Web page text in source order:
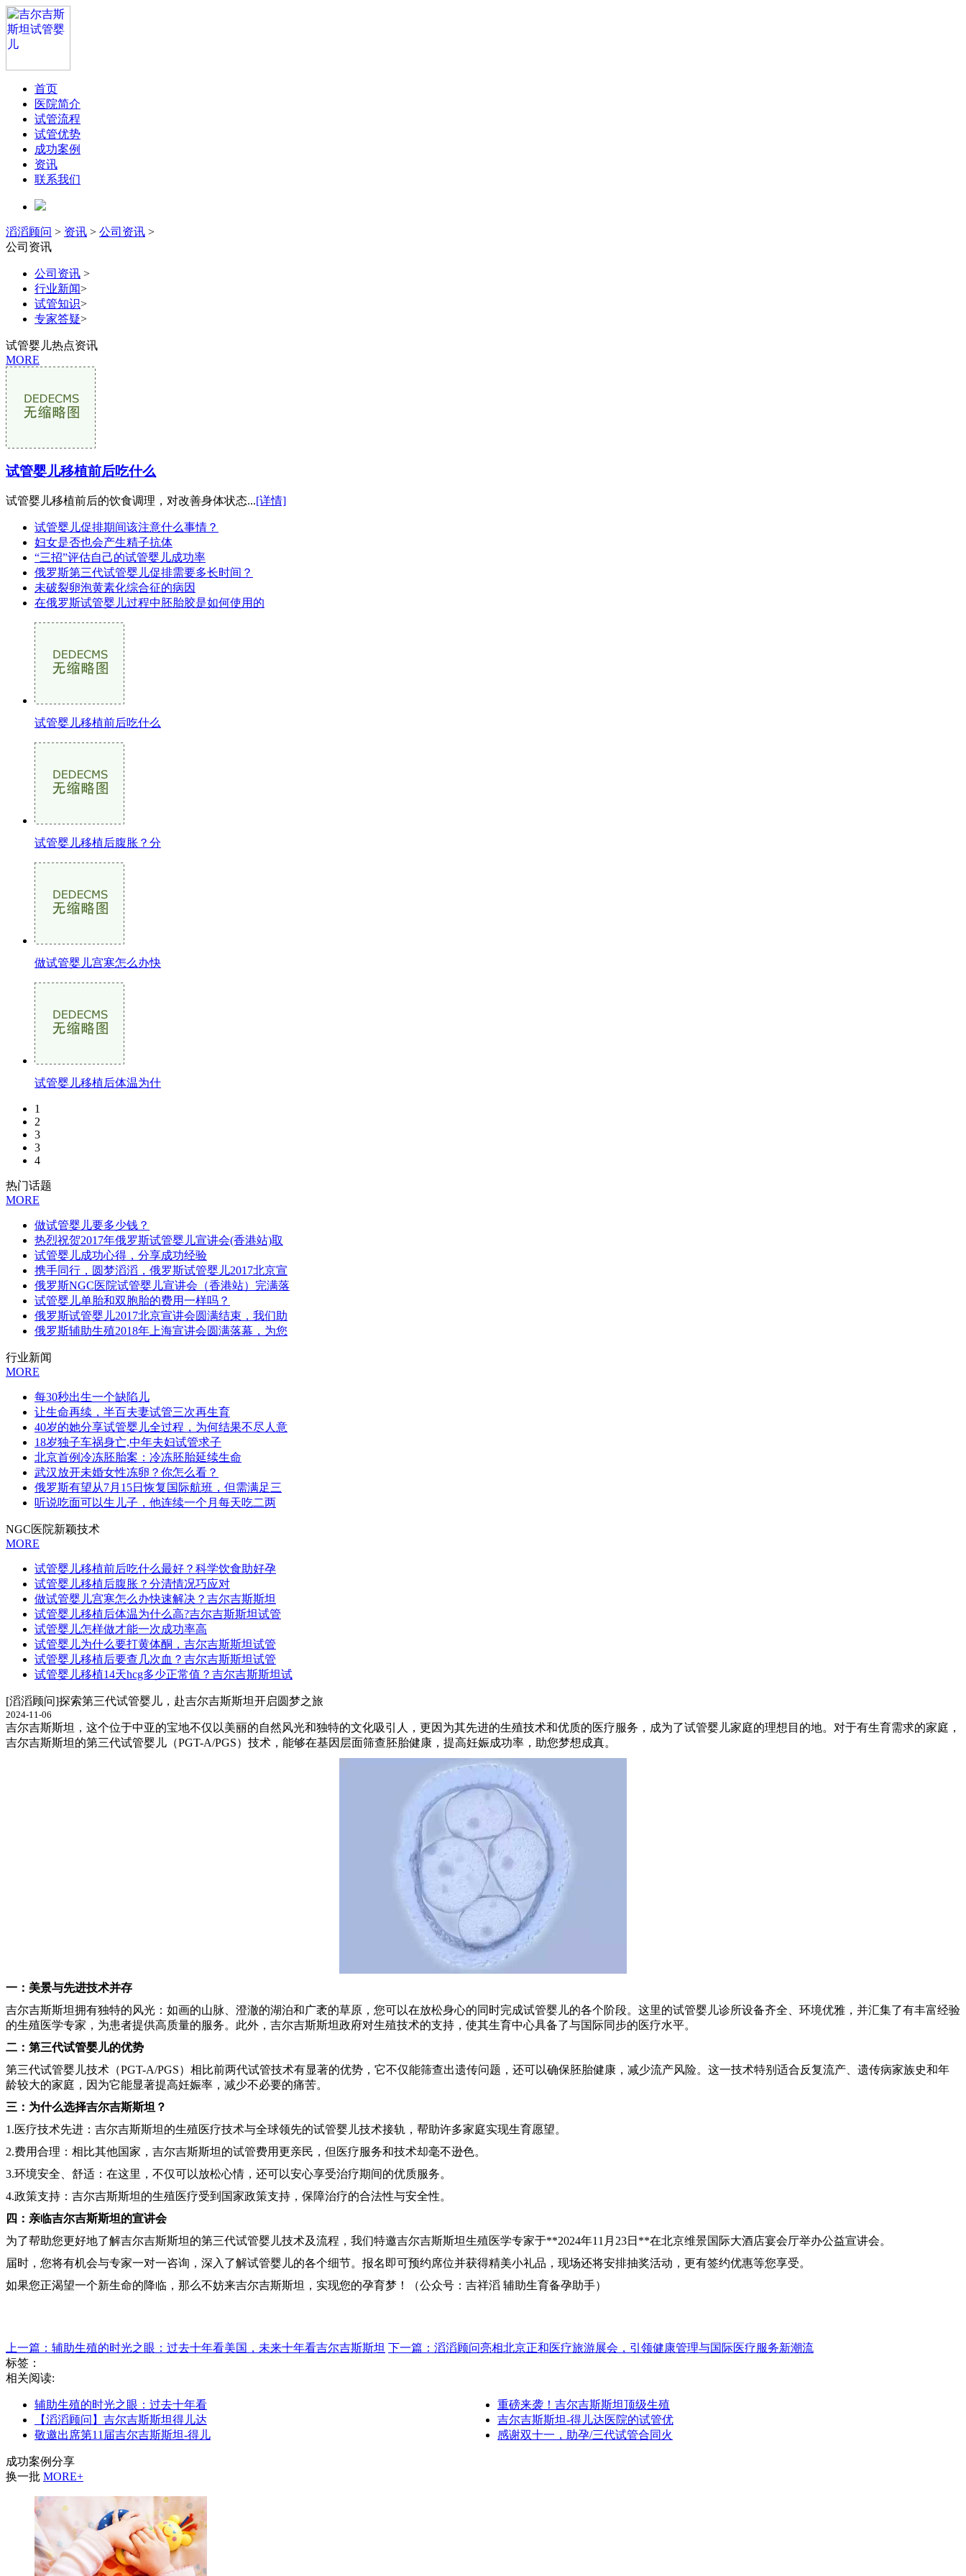
首页
医院简介
试管流程
试管优势
成功案例
资讯
联系我们
滔滔顾问 > 资讯 > 公司资讯 >
公司资讯
公司资讯 >
行业新闻>
试管知识>
专家答疑>
试管婴儿热点资讯
MORE
试管婴儿移植前后吃什么
试管婴儿移植前后的饮食调理，对改善身体状态...[详情]
试管婴儿促排期间该注意什么事情？
妇女是否也会产生精子抗体
“三招”评估自己的试管婴儿成功率
俄罗斯第三代试管婴儿促排需要多长时间？
未破裂卵泡黄素化综合征的病因
在俄罗斯试管婴儿过程中胚胎胶是如何使用的
试管婴儿移植前后吃什么
试管婴儿移植后腹胀？分
做试管婴儿宫寒怎么办快
试管婴儿移植后体温为什
1
2
3
3
4
热门话题
MORE
做试管婴儿要多少钱？
热烈祝贺2017年俄罗斯试管婴儿宣讲会(香港站)取
试管婴儿成功心得，分享成功经验
携手同行，圆梦滔滔，俄罗斯试管婴儿2017北京宣
俄罗斯NGC医院试管婴儿宣讲会（香港站）完满落
试管婴儿单胎和双胞胎的费用一样吗？
俄罗斯试管婴儿2017北京宣讲会圆满结束，我们助
俄罗斯辅助生殖2018年上海宣讲会圆满落幕，为您
行业新闻
MORE
每30秒出生一个缺陷儿
让生命再续，半百夫妻试管三次再生育
40岁的她分享试管婴儿全过程，为何结果不尽人意
18岁独子车祸身亡,中年夫妇试管求子
北京首例冷冻胚胎案：冷冻胚胎延续生命
武汉放开未婚女性冻卵？你怎么看？
俄罗斯有望从7月15日恢复国际航班，但需满足三
听说吃面可以生儿子，他连续一个月每天吃二两
NGC医院新颖技术
MORE
试管婴儿移植前后吃什么最好？科学饮食助好孕
试管婴儿移植后腹胀？分清情况巧应对
做试管婴儿宫寒怎么办快速解决？吉尔吉斯斯坦
试管婴儿移植后体温为什么高?吉尔吉斯斯坦试管
试管婴儿怎样做才能一次成功率高
试管婴儿为什么要打黄体酮，吉尔吉斯斯坦试管
试管婴儿移植后要查几次血？吉尔吉斯斯坦试管
试管婴儿移植14天hcg多少正常值？吉尔吉斯斯坦试
[滔滔顾问]探索第三代试管婴儿，赴吉尔吉斯斯坦开启圆梦之旅
2024-11-06
吉尔吉斯斯坦，这个位于中亚的宝地不仅以美丽的自然风光和独特的文化吸引人，更因为其先进的生殖技术和优质的医疗服务，成为了试管婴儿家庭的理想目的地。对于有生育需求的家庭，
吉尔吉斯斯坦的第三代试管婴儿（PGT-A/PGS）技术，能够在基因层面筛查胚胎健康，提高妊娠成功率，助您梦想成真。
一：美景与先进技术并存
吉尔吉斯斯坦拥有独特的风光：如画的山脉、澄澈的湖泊和广袤的草原，您可以在放松身心的同时完成试管婴儿的各个阶段。这里的试管婴儿诊所设备齐全、环境优雅，并汇集了有丰富经验
的生殖医学专家，为患者提供高质量的服务。此外，吉尔吉斯斯坦政府对生殖技术的支持，使其生育中心具备了与国际同步的医疗水平。
二：第三代试管婴儿的优势
第三代试管婴儿技术（PGT-A/PGS）相比前两代试管技术有显著的优势，它不仅能筛查出遗传问题，还可以确保胚胎健康，减少流产风险。这一技术特别适合反复流产、遗传病家族史和年
龄较大的家庭，因为它能显著提高妊娠率，减少不必要的痛苦。
三：为什么选择吉尔吉斯斯坦？
1.医疗技术先进：吉尔吉斯斯坦的生殖医疗技术与全球领先的试管婴儿技术接轨，帮助许多家庭实现生育愿望。
2.费用合理：相比其他国家，吉尔吉斯斯坦的试管费用更亲民，但医疗服务和技术却毫不逊色。
3.环境安全、舒适：在这里，不仅可以放松心情，还可以安心享受治疗期间的优质服务。
4.政策支持：吉尔吉斯斯坦的生殖医疗受到国家政策支持，保障治疗的合法性与安全性。
四：亲临吉尔吉斯斯坦的宣讲会
为了帮助您更好地了解吉尔吉斯斯坦的第三代试管婴儿技术及流程，我们特邀吉尔吉斯斯坦生殖医学专家于**2024年11月23日**在北京维景国际大酒店宴会厅举办公益宣讲会。
届时，您将有机会与专家一对一咨询，深入了解试管婴儿的各个细节。报名即可预约席位并获得精美小礼品，现场还将安排抽奖活动，更有签约优惠等您享受。
如果您正渴望一个新生命的降临，那么不妨来吉尔吉斯斯坦，实现您的孕育梦！（公众号：吉祥滔 辅助生育备孕助手）
上一篇：辅助生殖的时光之眼：过去十年看美国，未来十年看吉尔吉斯斯坦 下一篇：滔滔顾问亮相北京正和医疗旅游展会，引领健康管理与国际医疗服务新潮流
标签：
相关阅读:
辅助生殖的时光之眼：过去十年看
重磅来袭！吉尔吉斯斯坦顶级生殖
【滔滔顾问】吉尔吉斯斯坦得儿达
吉尔吉斯斯坦-得儿达医院的试管优
敬邀出席第11届吉尔吉斯斯坦-得儿
感谢双十一，助孕/三代试管合同火
成功案例分享
换一批 MORE+